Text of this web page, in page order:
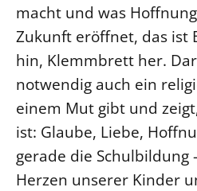
macht und was
Zukunft eröffnet, das ist
hin, Klemmbrett her.
notwendig auch ein
einem Mut gibt und
ist: Glaube, Liebe,
gerade die Schulbildung
Herzen unserer Kinder